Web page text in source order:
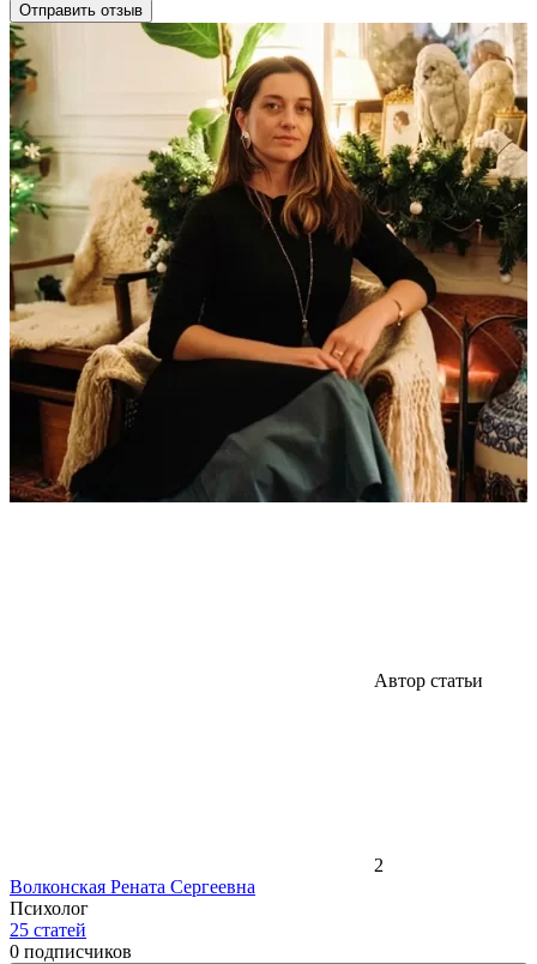
Отправить отзыв
Автор статьи
2
Волконская Рената Сергеевна
Психолог
25 статей
0 подписчиков